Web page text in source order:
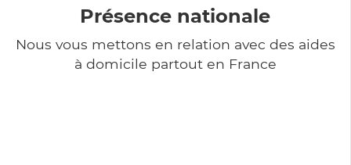
Présence nationale
Nous vous mettons en relation avec des aides
à domicile partout en France